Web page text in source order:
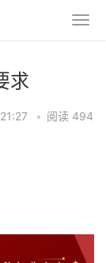
求
• 阅读 494